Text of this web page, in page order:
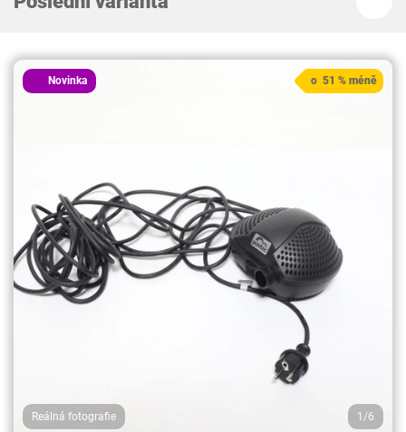
Novinka
Reálná fotografie 1/6
o 51 % méně